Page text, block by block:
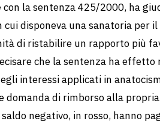
con la sentenza 425/2000, ha
disponeva una sanatoria per il
di ristabilire un rapporto più
che la sentenza ha effetto
interessi applicati in
domanda di rimborso alla
negativo, in rosso, hanno